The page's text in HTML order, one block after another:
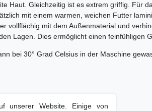
Haut. Gleichzeitig ist es extrem griffig. Für
mit einem warmen, weichen Futter
vollflächig mit dem Außenmaterial und
Lagen. Dies ermöglicht einen feinfühligen
bei 30° Grad Celsius in der Maschine
unserer Website. Einige von